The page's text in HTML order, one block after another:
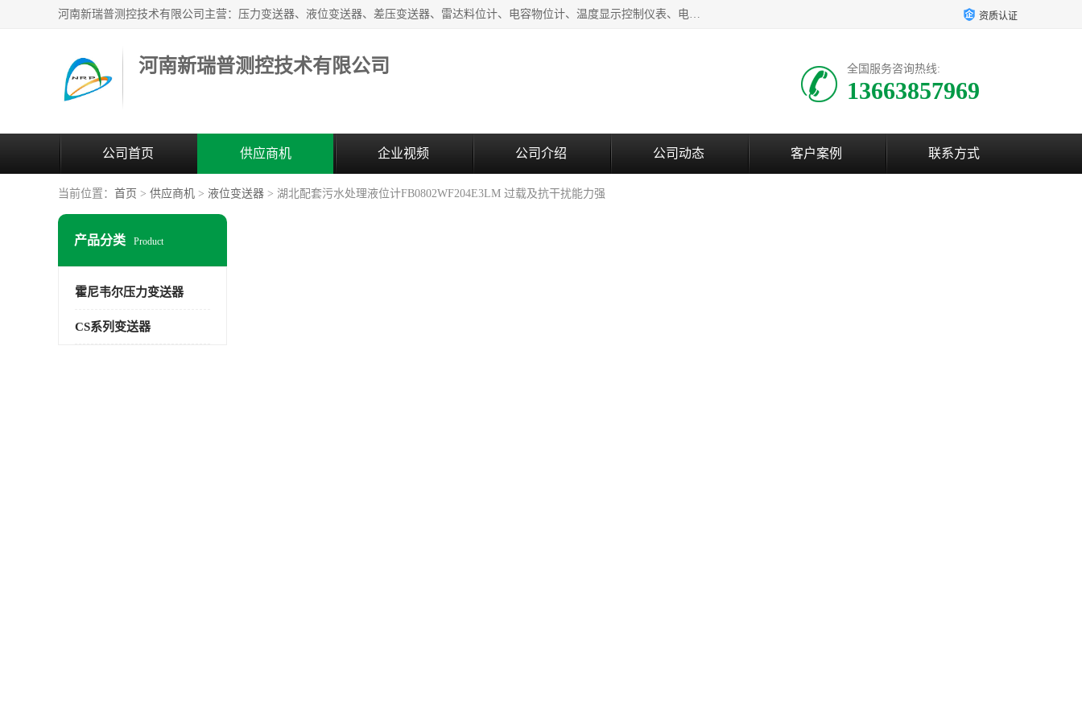
河南新瑞普测控技术有限公司主营：压力变送器、液位变送器、差压变送器、雷达料位计、电容物位计、温度显示控制仪表、电量变送器、流量计、工业自动化系统成套设备。 资质认证
河南新瑞普测控技术有限公司 全国服务咨询热线:
13663857969
公司首页 供应商机 企业视频 公司介绍 公司动态 客户案例 联系方式
当前位置： 首页 > 供应商机 > 液位变送器 > 湖北配套污水处理液位计FB0802WF204E3LM 过载及抗干扰能力强
产品分类 Product
霍尼韦尔压力变送器
CS系列变送器